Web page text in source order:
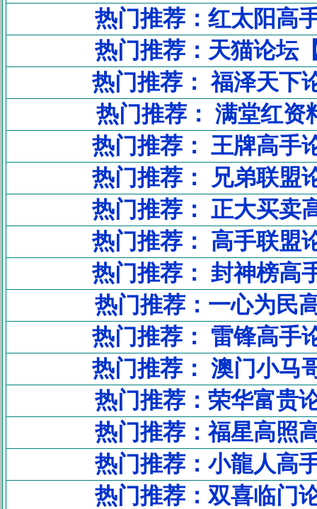
热门推荐：红太阳高
热门推荐：天猫论坛
热门推荐： 福泽天
热门推荐： 满堂红资
热门推荐： 王牌高
热门推荐： 兄弟联
热门推荐： 正大买卖
热门推荐： 高手联盟
热门推荐： 封神榜
热门推荐：一心为民
热门推荐： 雷锋高手
热门推荐： 澳门小马
热门推荐：荣华富贵
热门推荐：福星高照
热门推荐：小龍人高
热门推荐：双喜临门